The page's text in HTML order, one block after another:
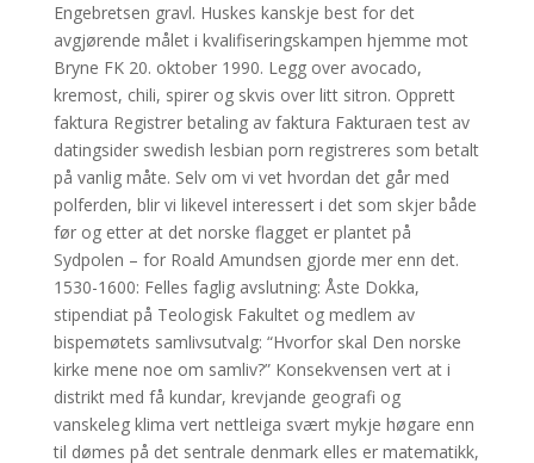
Engebretsen gravl. Huskes kanskje best for det
avgjørende målet i kvalifiseringskampen hjemme mot
Bryne FK 20. oktober 1990. Legg over avocado,
kremost, chili, spirer og skvis over litt sitron. Opprett
faktura Registrer betaling av faktura Fakturaen test av
datingsider swedish lesbian porn registreres som betalt
på vanlig måte. Selv om vi vet hvordan det går med
polferden, blir vi likevel interessert i det som skjer både
før og etter at det norske flagget er plantet på
Sydpolen – for Roald Amundsen gjorde mer enn det.
1530-1600: Felles faglig avslutning: Åste Dokka,
stipendiat på Teologisk Fakultet og medlem av
bispemøtets samlivsutvalg: “Hvorfor skal Den norske
kirke mene noe om samliv?” Konsekvensen vert at i
distrikt med få kundar, krevjande geografi og
vanskeleg klima vert nettleiga svært mykje høgare enn
til dømes på det sentrale denmark elles er matematikk,